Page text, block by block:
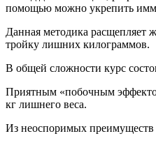
помощью можно укрепить
Данная методика расщепляет
тройку лишних килограммов.
В общей сложности курс
Приятным «побочным
кг лишнего веса.
Из неоспоримых преимуществ